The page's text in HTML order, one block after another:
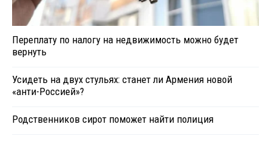
Переплату по налогу на недвижимость можно будет
вернуть
Усидеть на двух стульях: станет ли Армения новой
«анти-Россией»?
Родственников сирот поможет найти полиция